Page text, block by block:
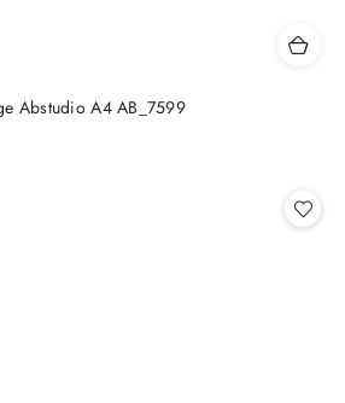
Abstudio A4 AB_7599